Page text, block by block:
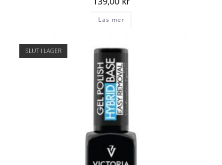
Läs mer
SLUT I LAGER